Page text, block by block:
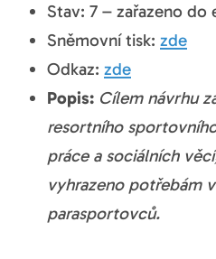
Stav: 7 – zařazeno do
Sněmovní tisk: zde
Odkaz: zde
Popis: Cílem návrhu
resortního
práce a sociálních
vyhrazeno potřebám
parasportovců.